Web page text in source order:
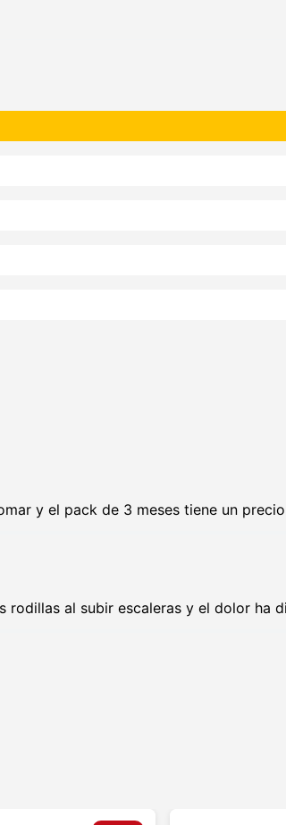
y el pack de 3 meses tiene un
al subir escaleras y el dolor ha